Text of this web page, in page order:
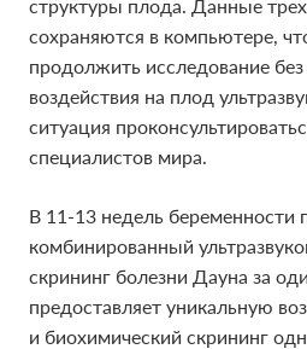
структуры плода. Данные
сохраняются в компьютере,
продолжить исследование
воздействия на плод
ситуация
специалистов мира.
В 11-13 недель беременности
комбинированный
скрининг болезни Дауна за
предоставляет уникальную
и биохимический скрининг
структуры плода. Данные
сохраняются в компьютере,
продолжить исследование
воздействия на плод
ситуация
специалистов мира.
В 11-13 недель беременности
комбинированный
скрининг болезни Дауна за
предоставляет уникальную
и биохимический скрининг